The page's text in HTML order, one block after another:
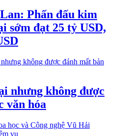
Phấn đấu kim
sớm đạt 25 tỷ USD,
nhưng không được
văn hóa